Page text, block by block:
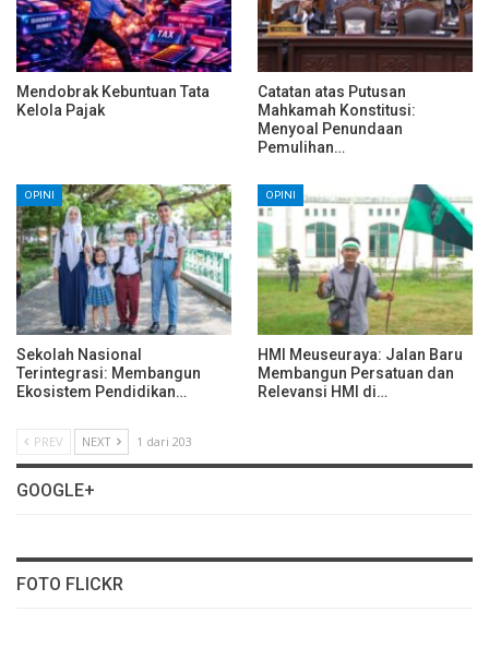
Mendobrak Kebuntuan Tata
Kelola Pajak
Catatan atas Putusan
Mahkamah Konstitusi:
Menyoal Penundaan
Pemulihan…
OPINI
Sekolah Nasional
Terintegrasi: Membangun
Ekosistem Pendidikan…
OPINI
HMI Meuseuraya: Jalan Baru
Membangun Persatuan dan
Relevansi HMI di…
PREV NEXT 1 dari 203
GOOGLE+
FOTO FLICKR